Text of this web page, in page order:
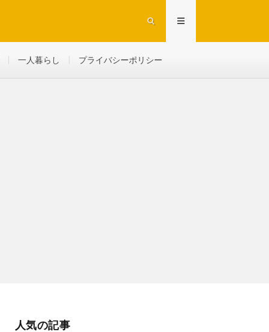
一人暮らし プライバシーポリシー
人気の記事